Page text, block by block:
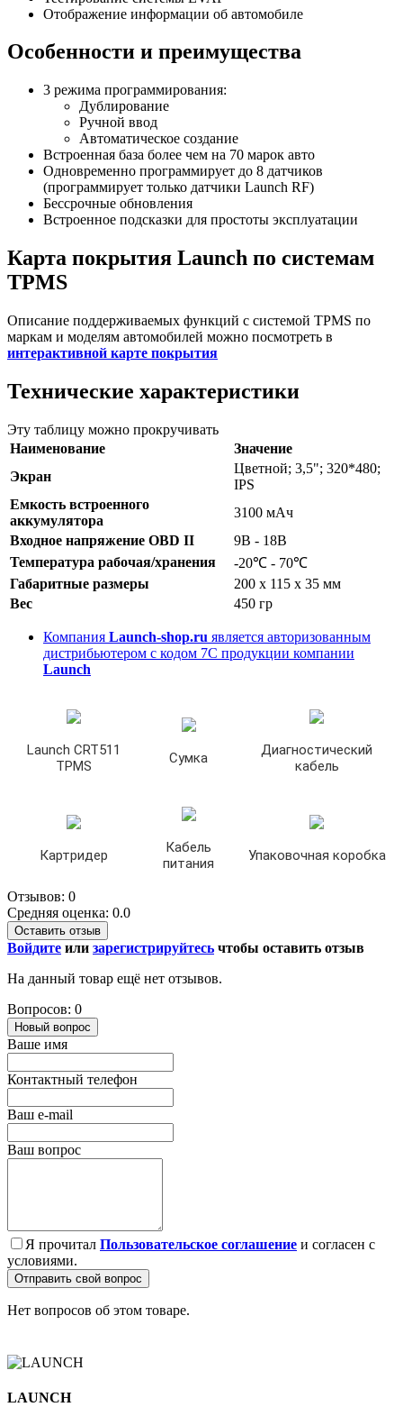
Отображение информации об автомобиле
Особенности и преимущества
3 режима программирования:
Дублирование
Ручной ввод
Автоматическое создание
Встроенная база более чем на 70 марок авто
Одновременно программирует до 8 датчиков
(программирует только датчики Launch RF)
Бессрочные обновления
Встроенное подсказки для простоты эксплуатации
Карта покрытия Launch по системам
TPMS
Описание поддерживаемых функций с системой TPMS по
маркам и моделям автомобилей можно посмотреть в
интерактивной карте покрытия
Технические характеристики
Эту таблицу можно прокручивать
Наименование
Значение
Экран
Цветной; 3,5"; 320*480;
IPS
Емкость встроенного
аккумулятора
3100 мАч
Входное напряжение OBD II
9В - 18В
Температура рабочая/хранения
-20℃ - 70℃
Габаритные размеры
200 х 115 х 35 мм
Вес
450 гр
Компания Launch-shop.ru является авторизованным
дистрибьютером с кодом 7С продукции компании
Launch
Launch CRT511
TPMS
Сумка
Диагностический
кабель
Картридер
Кабель
питания
Упаковочная коробка
Отзывов: 0
Средняя оценка: 0.0
Оставить отзыв
Войдите или зарегистрируйтесь чтобы оставить отзыв
На данный товар ещё нет отзывов.
Вопросов: 0
Новый вопрос
Ваше имя
Контактный телефон
Ваш e-mail
Ваш вопрос
Я прочитал Пользовательское соглашение и согласен с
условиями.
Отправить свой вопрос
Нет вопросов об этом товаре.
LAUNCH